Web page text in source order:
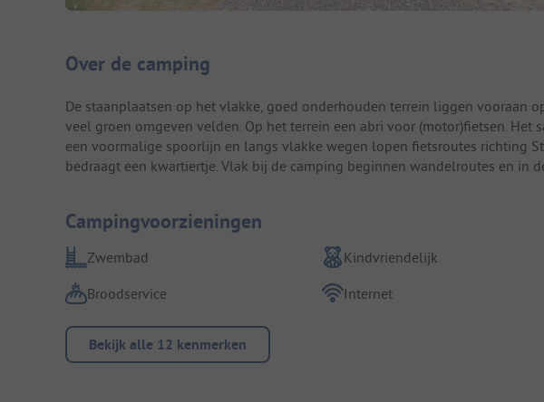
Camping introductie
Over de camping
De staanplaatsen op het vlakke, goed onderhouden terrein liggen vooraan
veel groen omgeven velden. Op het terrein een abri voor (motor)fietsen. Het
een voormalige spoorlijn en langs vlakke wegen lopen fietsroutes richting
bedraagt een kwartiertje. Vlak bij de camping beginnen wandelroutes en in
Campingvoorzieningen
Zwembad Kindvriendelijk
Broodservice
Internet
Bekijk alle 12 kenmerken